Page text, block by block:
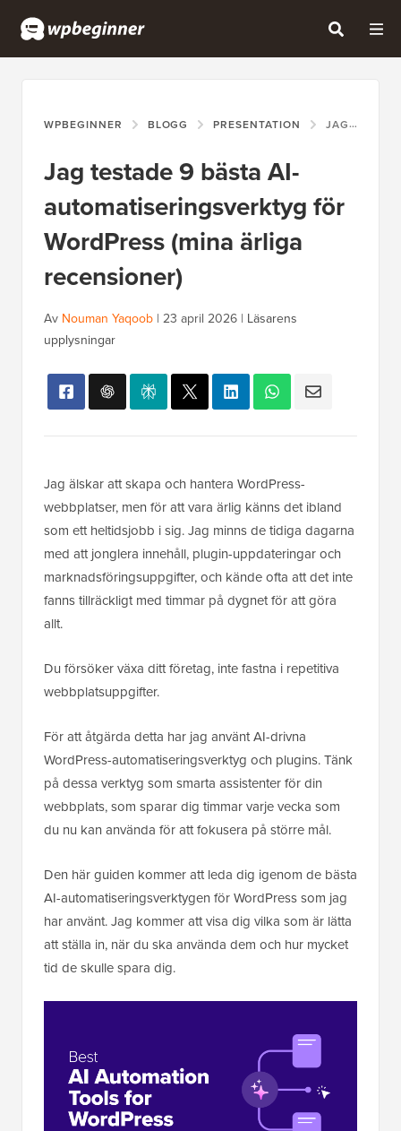
WPBEGINNER BLOGG PRESENTATION JAG TESTADE 9 BÄSTA AI-AUTOMATISERINGSVERKTYG FÖR WORDPRESS (MINA ÄRLIGA RECENSIONER)
Jag testade 9 bästa AI-
automatiseringsverktyg för
WordPress (mina ärliga
recensioner)
Av Nouman Yaqoob | 23 april 2026 | Läsarens
upplysningar
Jag älskar att skapa och hantera WordPress-
webbplatser, men för att vara ärlig känns det ibland
som ett heltidsjobb i sig. Jag minns de tidiga dagarna
med att jonglera innehåll, plugin-uppdateringar och
marknadsföringsuppgifter, och kände ofta att det inte
fanns tillräckligt med timmar på dygnet för att göra
allt.
Du försöker växa ditt företag, inte fastna i repetitiva
webbplatsuppgifter.
För att åtgärda detta har jag använt AI-drivna
WordPress-automatiseringsverktyg och plugins. Tänk
på dessa verktyg som smarta assistenter för din
webbplats, som sparar dig timmar varje vecka som
du nu kan använda för att fokusera på större mål.
Den här guiden kommer att leda dig igenom de bästa
AI-automatiseringsverktygen för WordPress som jag
har använt. Jag kommer att visa dig vilka som är lätta
att ställa in, när du ska använda dem och hur mycket
tid de skulle spara dig.